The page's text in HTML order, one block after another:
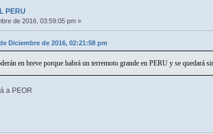
PERU
de 2016, 03:59:05 pm »
Diciembre de 2016, 02:21:58 pm
en breve porque habrá un terremoto grande en PERU y se quedará
a PEOR